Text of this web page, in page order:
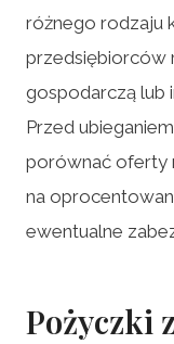
różnego rodzaju
przedsiębiorców
gospodarczą lub
Przed
porównać oferty
na
ewentualne
Pożyczki